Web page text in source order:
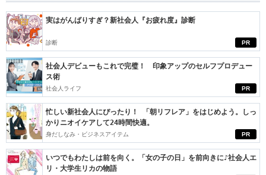
PR
実はがんばりすぎ？新社会人『お疲れ度』診断
診断
PR
社会人デビューもこれで完璧！ 印象アップのセルフプロデュー
ス術
社会人ライフ
PR
忙しい新社会人にぴったり！ 「朝リフレア」をはじめよう。しっ
かりニオイケアして24時間快適。
身だしなみ・ビジネスアイテム
いつでもわたしは前を向く。「女の子の日」を前向きに♪社会人エ
リ・大学生リカの物語